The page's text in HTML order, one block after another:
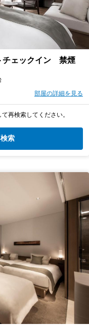
チェックイン 禁煙
部屋の詳細を見る
再検索してください。
索